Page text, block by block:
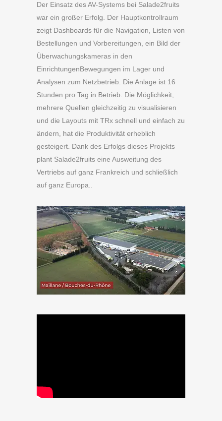
Der Einsatz des AV-Systems bei Salade2fruits
war ein großer Erfolg. Der Hauptkontrollraum
zeigt Dashboards für die Navigation, Listen von
Bestellungen und Vorbereitungen, ein Bild der
Überwachungskameras in den
EinrichtungenBewegungen im Lager und
Analysen zum Netzbetrieb . Die Anlage ist 16
Stunden pro Tag in Betrieb. Die Möglichkeit,
mehrere Quellen gleichzeitig zu visualisieren
und die Layouts mit TRx schnell und einfach zu
ändern, hat die Produktivität erheblich
gesteigert. Dank des Erfolgs dieses Projekts
plant Salade2fruits eine Ausweitung des
Vertriebs auf ganz Frankreich und schließlich
auf ganz Europa.
Previous Next